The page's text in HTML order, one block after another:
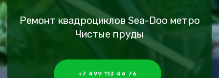
Ремонт квадроциклов Sea-Doo метро
Чистые пруды
+7 499 113 44 76